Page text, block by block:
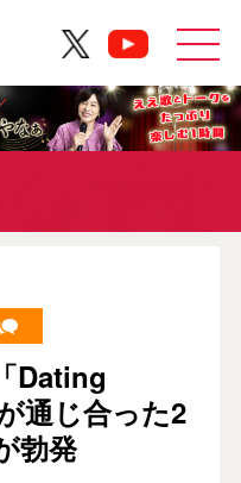
Dating
通じ合った2
勃発